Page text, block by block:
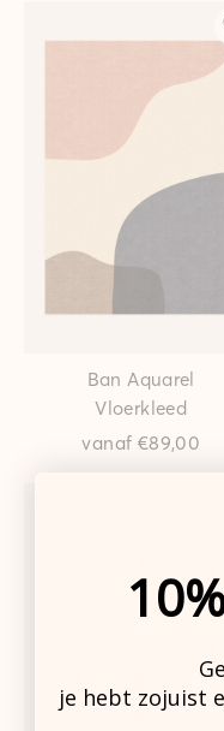
Ban Aquarel
Vloerkleed
vanaf €89,00
je hebt zojuist